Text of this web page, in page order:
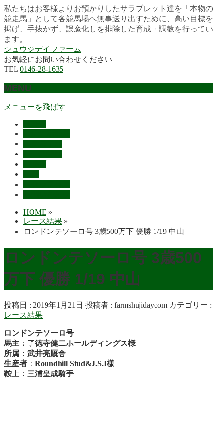
私たちはお客様よりお預かりしたサラブレット達を「本物の
競走馬」として各競馬場へ無事送り出すために、高い目標を
掲げ、手抜かず、誤魔化しを排除した育成・調教を行ってい
ます。
シュウジデイファーム
お気軽にお問い合わせください
TEL 0146-28-1635
MENU
メニューを飛ばす
HOME »
レース結果 »
ロンドンテソーロ号 3歳500万下 優勝 1/19 中山
ロンドンテソーロ号 3歳500
万下 優勝 1/19 中山
投稿日 : 2019年1月21日 投稿者 : farmshujidaycom カテゴリー :
レース結果
ロンドンテソーロ号
馬主：了徳寺健二ホールディングス様
所属：武井亮厩舎
生産者：Roundhill Stud&J.S.I様
鞍上：三浦皇成騎手